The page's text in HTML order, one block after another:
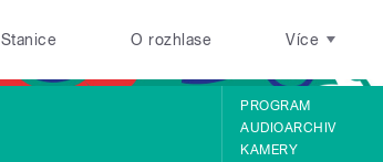
Stanice O rozhlase Více
PROGRAM
AUDIOARCHIV
KAMERY